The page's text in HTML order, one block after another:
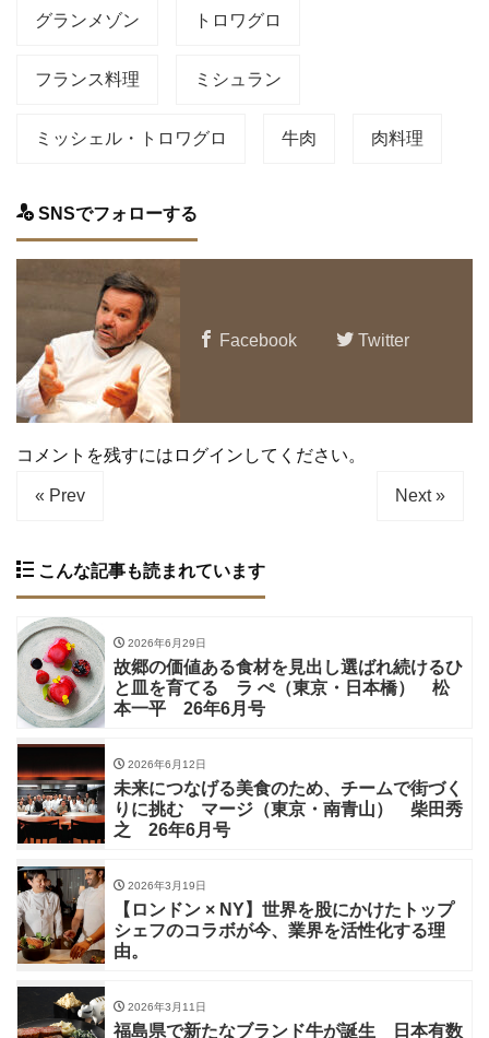
グランメゾン トロワグロ
フランス料理 ミシュラン
ミッシェル・トロワグロ 牛肉 肉料理
SNSでフォローする
Facebook Twitter
コメントを残すにはログインしてください。
« Prev Next »
こんな記事も読まれています
2026年6月29日
故郷の価値ある食材を見出し選ばれ続けるひ
と皿を育てる ラ ぺ（東京・日本橋） 松
本一平 26年6月号
2026年6月12日
未来につなげる美食のため、チームで街づく
りに挑む マージ（東京・南青山） 柴田秀
之 26年6月号
2026年3月19日
【ロンドン × NY】世界を股にかけたトップ
シェフのコラボが今、業界を活性化する理
由。
2026年3月11日
福島県で新たなブランド牛が誕生 日本有数